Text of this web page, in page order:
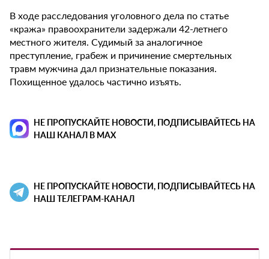
В ходе расследования уголовного дела по статье
«кража» правоохранители задержали 42-летнего
местного жителя. Судимый за аналогичное
преступление, грабеж и причинение смертельных
травм мужчина дал признательные показания.
Похищенное удалось частично изъять.
НЕ ПРОПУСКАЙТЕ НОВОСТИ, ПОДПИСЫВАЙТЕСЬ НА
НАШ КАНАЛ В MAX
НЕ ПРОПУСКАЙТЕ НОВОСТИ, ПОДПИСЫВАЙТЕСЬ НА
НАШ ТЕЛЕГРАМ-КАНАЛ